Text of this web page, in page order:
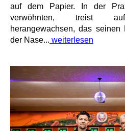
auf dem Papier. In der
verwöhnten, treist
herangewachsen, das
der Nase... weiterlesen